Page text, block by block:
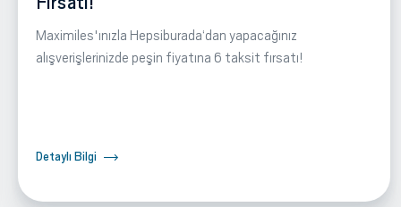
Maximiles'ınızla Hepsiburada‘dan yapacağınız
alışverişlerinizde peşin fiyatına 6 taksit fırsatı!
Detaylı Bilgi